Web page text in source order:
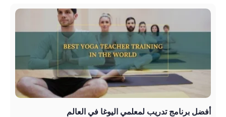
أفضل برنامج تدريب لمعلمي اليوغا في العالم